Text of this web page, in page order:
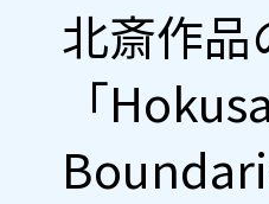
北斎作品
「